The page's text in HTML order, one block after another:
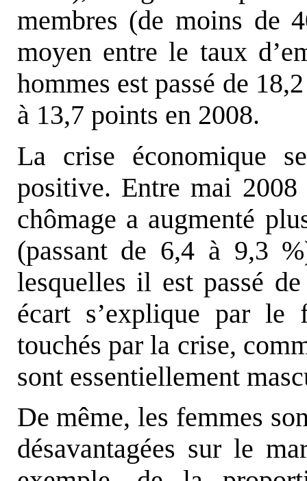
membres (de moins de
moyen entre le taux
hommes est passé de
à 13,7 points en 2008.
La crise économique
positive. Entre mai
chômage a augmenté
(passant de 6,4 à 9,3
lesquelles il est passé
écart s’explique par le
touchés par la crise,
sont essentiellement
De même, les femmes
désavantagées sur le